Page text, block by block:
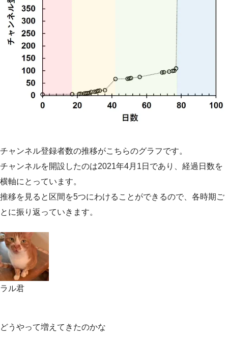
チャンネル登録者数の推移がこちらのグラフです。
チャンネルを開設したのは2021年4月1日であり、経過日数を
横軸にとっています。
推移を見ると区間を5つにわけることができるので、各時期ご
とに振り返っていきます。
ラル君
どうやって増えてきたのかな